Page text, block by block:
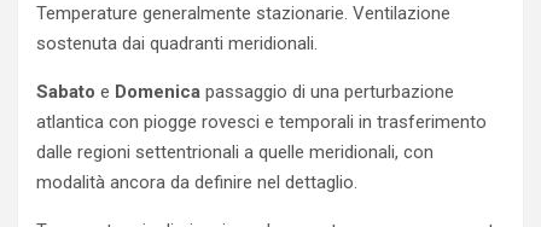
Temperature generalmente stazionarie. Ventilazione
sostenuta dai quadranti meridionali.
Sabato e Domenica passaggio di una perturbazione
atlantica con piogge rovesci e temporali in trasferimento
dalle regioni settentrionali a quelle meridionali, con
modalità ancora da definire nel dettaglio.